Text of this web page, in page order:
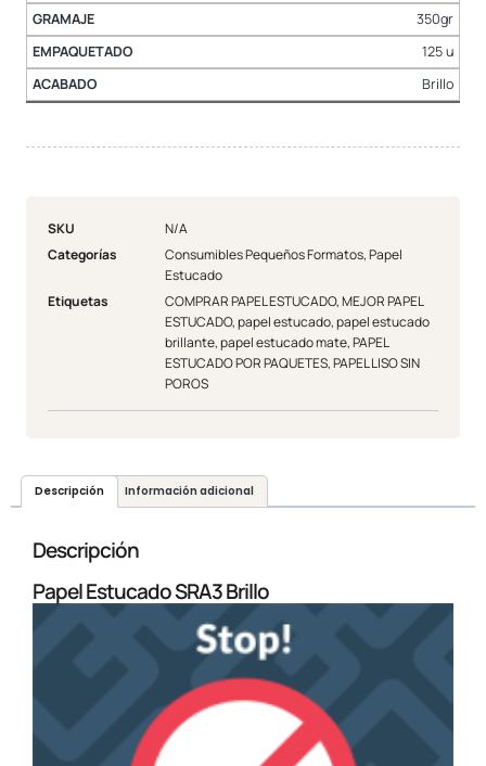
350gr
125 u
Brillo
SKU
N/A
Categorías
Consumibles Pequeños Formatos,Papel
Estucado
Etiquetas
COMPRAR PAPEL ESTUCADO,MEJOR PAPEL
ESTUCADO,papel estucado,papel estucado
brillante,papel estucado mate,PAPEL
ESTUCADO POR PAQUETES,PAPEL LISO SIN
POROS
Descripción Información adicional
Descripción
Papel Estucado SRA3 Brillo